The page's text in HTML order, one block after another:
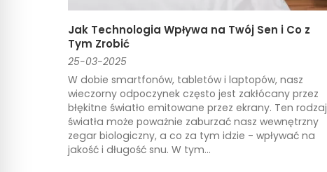
Jak Technologia Wpływa na Twój Sen i Co z
Tym Zrobić
25-03-2025
W dobie smartfonów, tabletów i laptopów, nasz
wieczorny odpoczynek często jest zakłócany przez
błękitne światło emitowane przez ekrany. Ten rodzaj
światła może poważnie zaburzać nasz wewnętrzny
zegar biologiczny, a co za tym idzie - wpływać na
jakość i długość snu. W tym...